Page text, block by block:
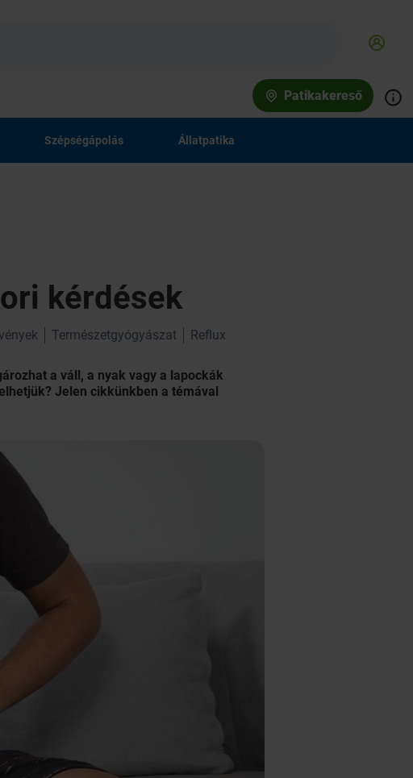
Patikakereső
Szépségápolás Állatpatika
kérdések
Természetgyógyászat Reflux
a váll, a nyak vagy a lapockák
Jelen cikkünkben a témával